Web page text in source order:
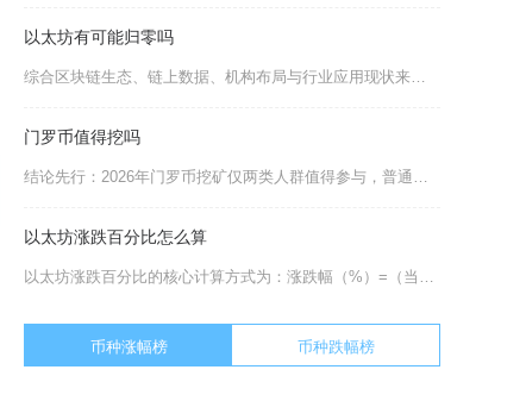
以太坊有可能归零吗
综合区块链生态、链上数据、机构布局与行业应用现状来看，以太坊几乎不存在归零的现实可能性，仅
门罗币值得挖吗
结论先行：2026年门罗币挖矿仅两类人群值得参与，普通家用电脑散户无低成本电力则完全不建议
以太坊涨跌百分比怎么算
以太坊涨跌百分比的核心计算方式为：涨跌幅（%）=（当前价格-基准价格）÷基准价格×100%
币种涨幅榜 币种跌幅榜